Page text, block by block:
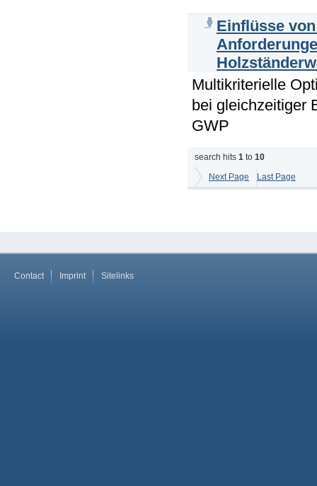
Einflüsse
Multikriterielle
bei gleichzeitiger
GWP
search hits 1 to 10
Next Page
Last Page
Contact Imprint Sitelinks